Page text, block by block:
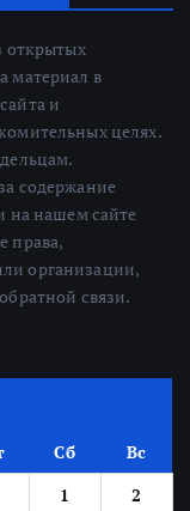
открытых
материал в
и
целях.
содержание
на нашем сайте
права,
организации,
связи.
Сб
Вс
1
2